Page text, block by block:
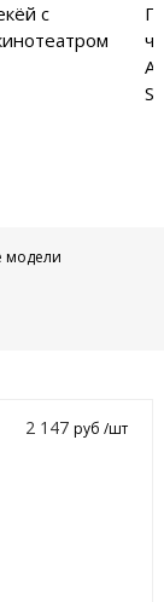
с
модели
2 147руб /шт